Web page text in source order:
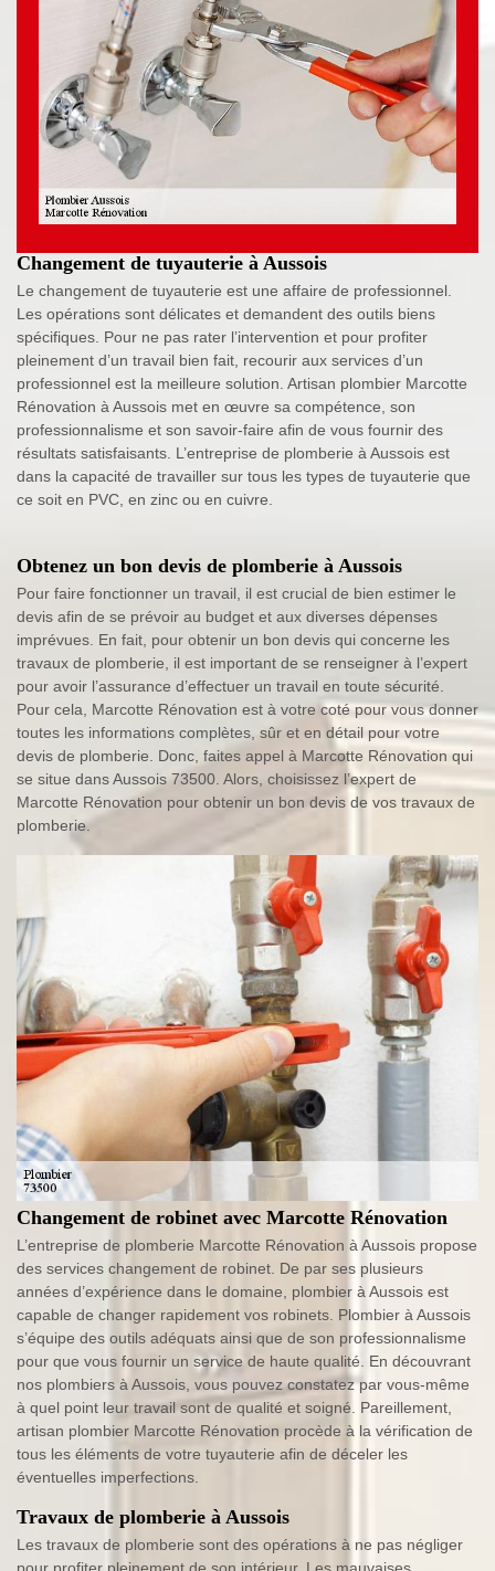
Changement de tuyauterie à Aussois
Le changement de tuyauterie est une affaire de professionnel.
Les opérations sont délicates et demandent des outils biens
spécifiques. Pour ne pas rater l’intervention et pour profiter
pleinement d’un travail bien fait, recourir aux services d’un
professionnel est la meilleure solution. Artisan plombier Marcotte
Rénovation à Aussois met en œuvre sa compétence, son
professionnalisme et son savoir-faire afin de vous fournir des
résultats satisfaisants. L’entreprise de plomberie à Aussois est
dans la capacité de travailler sur tous les types de tuyauterie que
ce soit en PVC, en zinc ou en cuivre.
Obtenez un bon devis de plomberie à Aussois
Pour faire fonctionner un travail, il est crucial de bien estimer le
devis afin de se prévoir au budget et aux diverses dépenses
imprévues. En fait, pour obtenir un bon devis qui concerne les
travaux de plomberie, il est important de se renseigner à l’expert
pour avoir l’assurance d’effectuer un travail en toute sécurité.
Pour cela, Marcotte Rénovation est à votre coté pour vous donner
toutes les informations complètes, sûr et en détail pour votre
devis de plomberie. Donc, faites appel à Marcotte Rénovation qui
se situe dans Aussois 73500. Alors, choisissez l’expert de
Marcotte Rénovation pour obtenir un bon devis de vos travaux de
plomberie.
Changement de robinet avec Marcotte Rénovation
L’entreprise de plomberie Marcotte Rénovation à Aussois propose
des services changement de robinet. De par ses plusieurs
années d’expérience dans le domaine, plombier à Aussois est
capable de changer rapidement vos robinets. Plombier à Aussois
s’équipe des outils adéquats ainsi que de son professionnalisme
pour que vous fournir un service de haute qualité. En découvrant
nos plombiers à Aussois, vous pouvez constatez par vous-même
à quel point leur travail sont de qualité et soigné. Pareillement,
artisan plombier Marcotte Rénovation procède à la vérification de
tous les éléments de votre tuyauterie afin de déceler les
éventuelles imperfections.
Travaux de plomberie à Aussois
Les travaux de plomberie sont des opérations à ne pas négliger